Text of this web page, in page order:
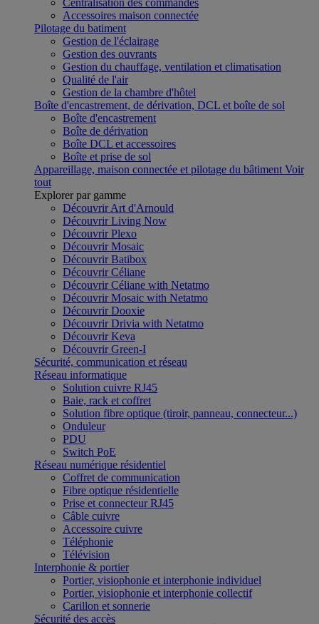
Centralisation des commandes
Accessoires maison connectée
Pilotage du batiment
Gestion de l'éclairage
Gestion des ouvrants
Gestion du chauffage, ventilation et climatisation
Qualité de l'air
Gestion de la chambre d'hôtel
Boîte d'encastrement, de dérivation, DCL et boîte de sol
Boîte d'encastrement
Boîte de dérivation
Boîte DCL et accessoires
Boîte et prise de sol
Appareillage, maison connectée et pilotage du bâtiment Voir
tout
Explorer par gamme
Découvrir Art d'Arnould
Découvrir Living Now
Découvrir Plexo
Découvrir Mosaic
Découvrir Batibox
Découvrir Céliane
Découvrir Céliane with Netatmo
Découvrir Mosaic with Netatmo
Découvrir Dooxie
Découvrir Drivia with Netatmo
Découvrir Keva
Découvrir Green-I
Sécurité, communication et réseau
Réseau informatique
Solution cuivre RJ45
Baie, rack et coffret
Solution fibre optique (tiroir, panneau, connecteur...)
Onduleur
PDU
Switch PoE
Réseau numérique résidentiel
Coffret de communication
Fibre optique résidentielle
Prise et connecteur RJ45
Câble cuivre
Accessoire cuivre
Téléphonie
Télévision
Interphonie & portier
Portier, visiophonie et interphonie individuel
Portier, visiophonie et interphonie collectif
Carillon et sonnerie
Sécurité des accès